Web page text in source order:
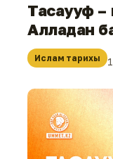
Тасаууф –
Алладан
Ислам тарихы